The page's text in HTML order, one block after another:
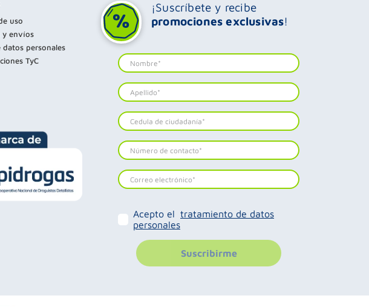
uso
y envíos
personales
TyC
¡Suscríbete y recibe
promociones exclusivas!
Acepto el tratamiento de datos
personales
Suscribirme